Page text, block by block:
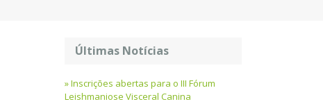
Últimas Notícias
Inscrições abertas para o III Fórum
Leishmaniose Visceral Canina